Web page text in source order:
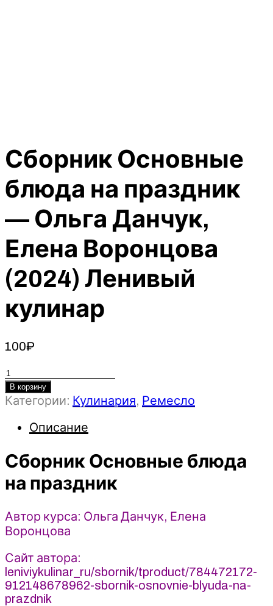
Сборник Основные
блюда на праздник
— Ольга Данчук,
Елена Воронцова
(2024) Ленивый
кулинар
100₽
Количество
товара
Сборник
блюда
праздник
Ольга
Елена
Воронцова
Ленивый
кулинар
В корзину
Категории: Кулинария, Ремесло
Описание
Сборник Основные блюда
на праздник
Автор курса: Ольга Данчук, Елена
Воронцова
Сайт автора:
leniviykulinar_ru/sbornik/tproduct/784472172-
912148678962-sbornik-osnovnie-blyuda-na-
prazdnik